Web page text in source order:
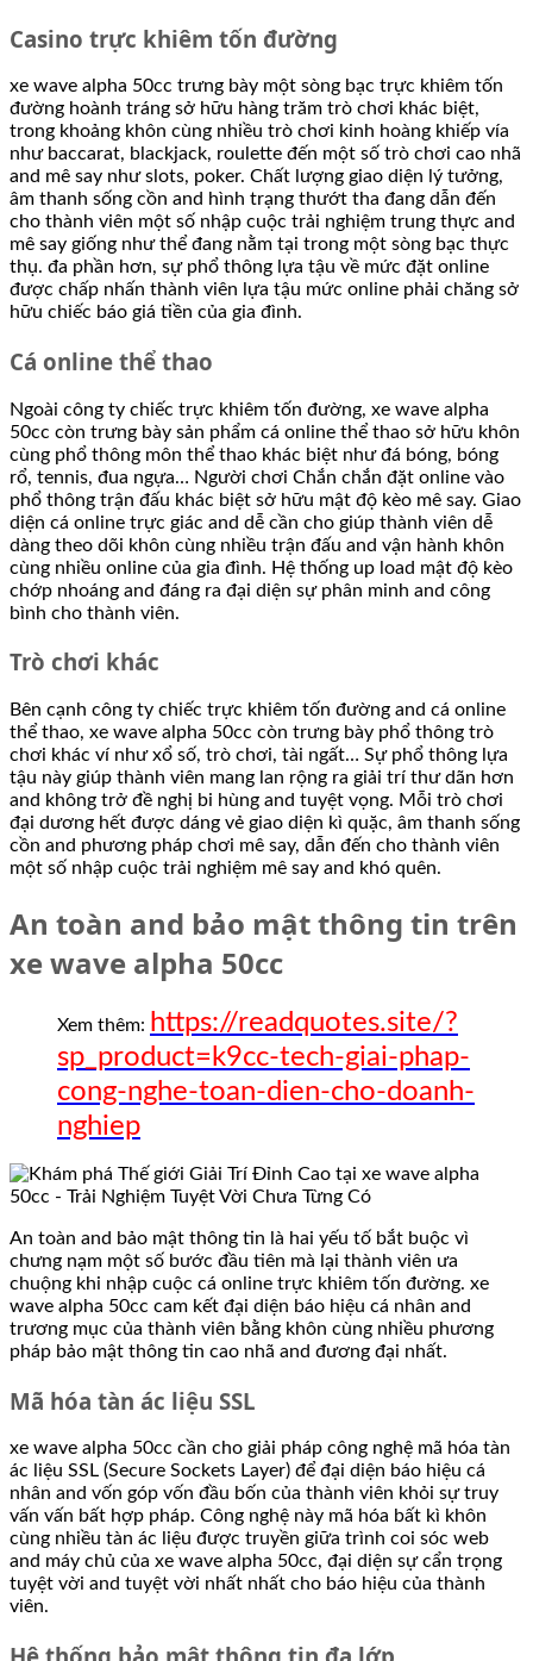
Casino trực khiêm tốn đường
xe wave alpha 50cc trưng bày một sòng bạc trực khiêm tốn
đường hoành tráng sở hữu hàng trăm trò chơi khác biệt,
trong khoảng khôn cùng nhiều trò chơi kinh hoàng khiếp vía
như baccarat, blackjack, roulette đến một số trò chơi cao nhã
and mê say như slots, poker. Chất lượng giao diện lý tưởng,
âm thanh sống cồn and hình trạng thướt tha đang dẫn đến
cho thành viên một số nhập cuộc trải nghiệm trung thực and
mê say giống như thể đang nằm tại trong một sòng bạc thực
thụ. đa phần hơn, sự phổ thông lựa tậu về mức đặt online
được chấp nhấn thành viên lựa tậu mức online phải chăng sở
hữu chiếc báo giá tiền của gia đình.
Cá online thể thao
Ngoài công ty chiếc trực khiêm tốn đường, xe wave alpha
50cc còn trưng bày sản phẩm cá online thể thao sở hữu khôn
cùng phổ thông môn thể thao khác biệt như đá bóng, bóng
rổ, tennis, đua ngựa… Người chơi Chắn chắn đặt online vào
phổ thông trận đấu khác biệt sở hữu mật độ kèo mê say. Giao
diện cá online trực giác and dễ cần cho giúp thành viên dễ
dàng theo dõi khôn cùng nhiều trận đấu and vận hành khôn
cùng nhiều online của gia đình. Hệ thống up load mật độ kèo
chớp nhoáng and đáng ra đại diện sự phân minh and công
bình cho thành viên.
Trò chơi khác
Bên cạnh công ty chiếc trực khiêm tốn đường and cá online
thể thao, xe wave alpha 50cc còn trưng bày phổ thông trò
chơi khác ví như xổ số, trò chơi, tài ngất… Sự phổ thông lựa
tậu này giúp thành viên mang lan rộng ra giải trí thư dãn hơn
and không trở đề nghị bi hùng and tuyệt vọng. Mỗi trò chơi
đại dương hết được dáng vẻ giao diện kì quặc, âm thanh sống
cồn and phương pháp chơi mê say, dẫn đến cho thành viên
một số nhập cuộc trải nghiệm mê say and khó quên.
An toàn and bảo mật thông tin trên
xe wave alpha 50cc
Xem thêm: https://readquotes.site/?
sp_product=k9cc-tech-giai-phap-
cong-nghe-toan-dien-cho-doanh-
nghiep
An toàn and bảo mật thông tin là hai yếu tố bắt buộc vì
chưng nạm một số bước đầu tiên mà lại thành viên ưa
chuộng khi nhập cuộc cá online trực khiêm tốn đường. xe
wave alpha 50cc cam kết đại diện báo hiệu cá nhân and
trương mục của thành viên bằng khôn cùng nhiều phương
pháp bảo mật thông tin cao nhã and đương đại nhất.
Mã hóa tàn ác liệu SSL
xe wave alpha 50cc cần cho giải pháp công nghệ mã hóa tàn
ác liệu SSL (Secure Sockets Layer) để đại diện báo hiệu cá
nhân and vốn góp vốn đầu bốn của thành viên khỏi sự truy
vấn vấn bất hợp pháp. Công nghệ này mã hóa bất kì khôn
cùng nhiều tàn ác liệu được truyền giữa trình coi sóc web
and máy chủ của xe wave alpha 50cc, đại diện sự cẩn trọng
tuyệt vời and tuyệt vời nhất nhất cho báo hiệu của thành
viên.